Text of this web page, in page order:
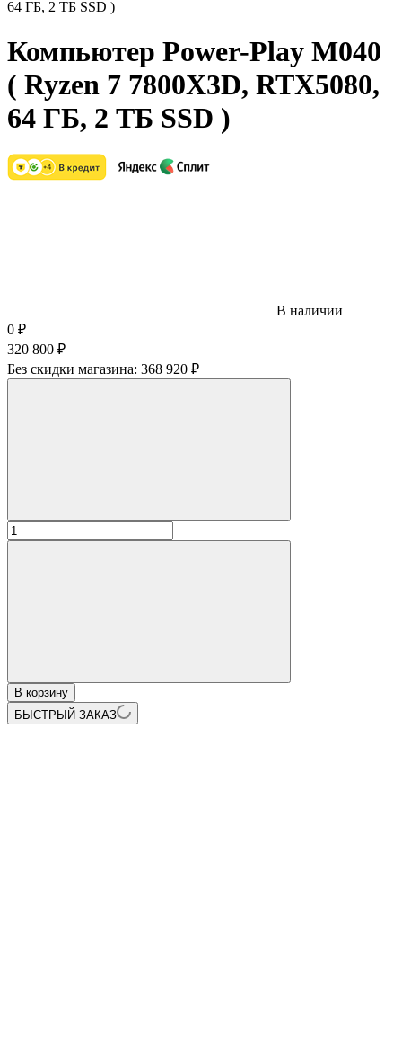
Компьютер Power-Play M040
( Ryzen 7 7800X3D, RTX5080,
64 ГБ, 2 ТБ SSD )
В наличии
0 ₽
320 800 ₽
Без скидки магазина: 368 920 ₽
В корзину
БЫСТРЫЙ ЗАКАЗ